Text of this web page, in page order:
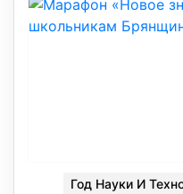
Год Науки И